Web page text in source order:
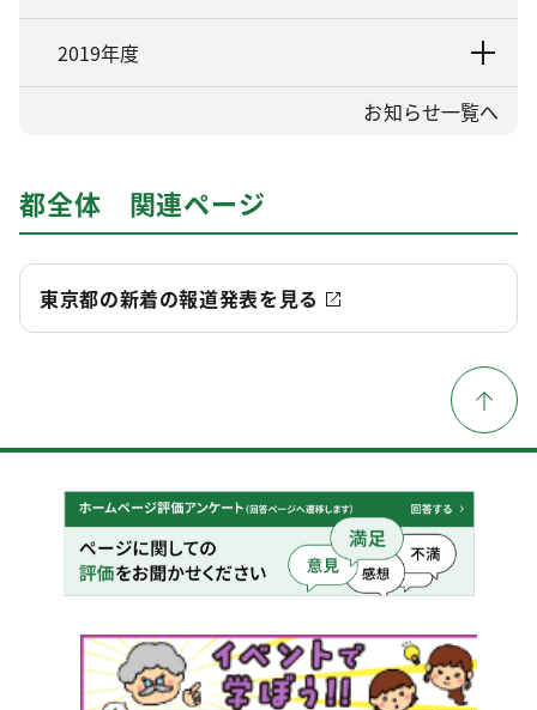
2019年度
お知らせ一覧へ
都全体 関連ページ
東京都の新着の報道発表を見る